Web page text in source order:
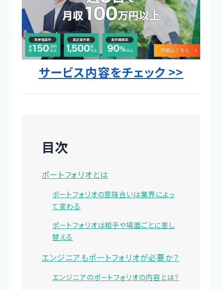
サービス内容をチェック >>
目次
ポートフォリオとは
ポートフォリオの意味合いは業界によっ
て変わる
ポートフォリオは相手や場面ごとに差し
替える
エンジニアもポートフォリオが必要か？
エンジニアのポートフォリオの内容とは？